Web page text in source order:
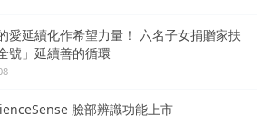
愛延續化作希望力量！ 六名子女捐贈家扶
號」延續善的循環
臉部辨識功能上市